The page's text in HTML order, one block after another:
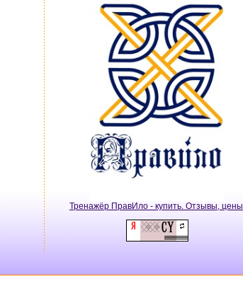
Тренажёр ПравИло - купить. Отзывы, цены.